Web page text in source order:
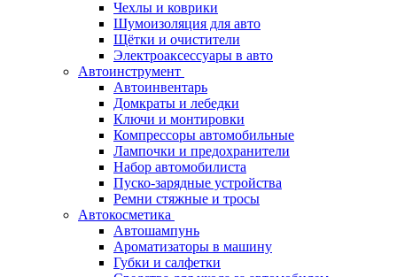
Чехлы и коврики
Шумоизоляция для авто
Щётки и очистители
Электроаксессуары в авто
Автоинструмент
Автоинвентарь
Домкраты и лебедки
Ключи и монтировки
Компрессоры автомобильные
Лампочки и предохранители
Набор автомобилиста
Пуско-зарядные устройства
Ремни стяжные и тросы
Автокосметика
Автошампунь
Ароматизаторы в машину
Губки и салфетки